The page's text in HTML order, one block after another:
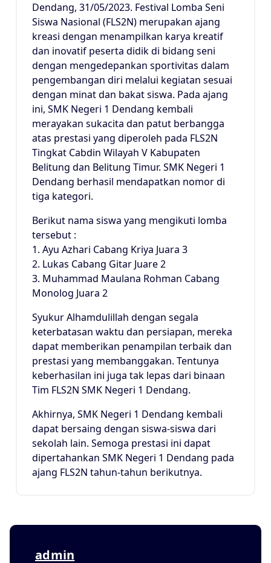
Dendang, 31/05/2023. Festival Lomba Seni
Siswa Nasional (FLS2N) merupakan ajang
kreasi dengan menampilkan karya kreatif
dan inovatif peserta didik di bidang seni
dengan mengedepankan sportivitas dalam
pengembangan diri melalui kegiatan sesuai
dengan minat dan bakat siswa. Pada ajang
ini, SMK Negeri 1 Dendang kembali
merayakan sukacita dan patut berbangga
atas prestasi yang diperoleh pada FLS2N
Tingkat Cabdin Wilayah V Kabupaten
Belitung dan Belitung Timur. SMK Negeri 1
Dendang berhasil mendapatkan nomor di
tiga kategori.
Berikut nama siswa yang mengikuti lomba
tersebut :
1. Ayu Azhari Cabang Kriya Juara 3
2. Lukas Cabang Gitar Juare 2
3. Muhammad Maulana Rohman Cabang
Monolog Juara 2
Syukur Alhamdulillah dengan segala
keterbatasan waktu dan persiapan, mereka
dapat memberikan penampilan terbaikdan
prestasi yang membanggakan. Tentunya
keberhasilan ini juga tak lepas dari binaan
Tim FLS2N SMK Negeri 1 Dendang.
Akhirnya, SMK Negeri 1 Dendang kembali
dapat bersaing dengan siswa-siswa dari
sekolah lain. Semoga prestasi ini dapat
dipertahankan SMK Negeri 1 Dendang pada
ajang FLS2N tahun-tahun berikutnya.
admin